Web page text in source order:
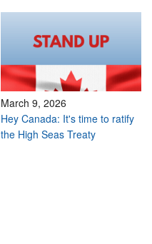
March 9, 2026
Hey Canada: It's time to ratify
the High Seas Treaty